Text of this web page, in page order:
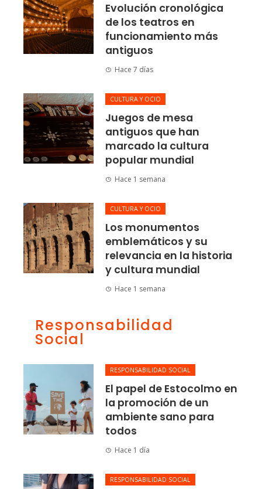
Evolución cronológica
de los teatros en
funcionamiento más
antiguos
Hace 7 días
CULTURA Y OCIO
Juegos de mesa
antiguos que han
marcado la cultura
popular mundial
Hace 1 semana
CULTURA Y OCIO
Los monumentos
emblemáticos y su
relevancia en la historia
y cultura mundial
Hace 1 semana
Responsabilidad
Social
RESPONSABILIDAD SOCIAL
El papel de Estocolmo en
la promoción de un
ambiente sano para
todos
Hace 1 día
RESPONSABILIDAD SOCIAL